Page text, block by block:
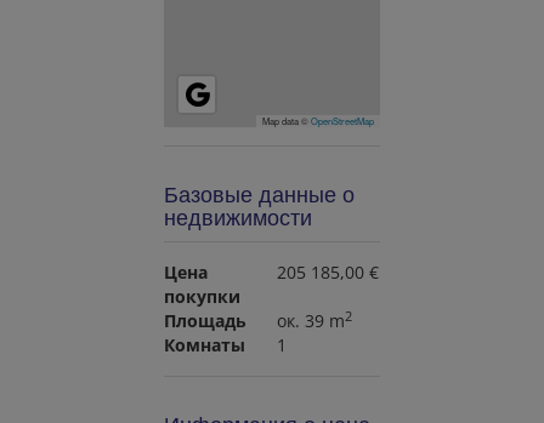
Map data ©OpenStreetMap
Базовые данные о
недвижимости
Цена
покупки
205 185,00 €
Площадь ок. 39 m2
Комнаты 1